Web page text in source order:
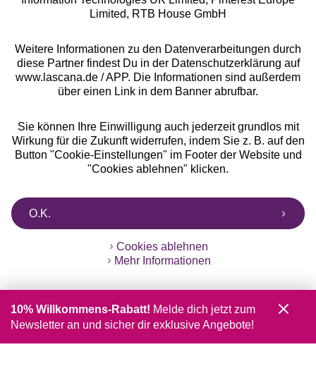
Limited, RTB House GmbH
Weitere Informationen zu den Datenverarbeitungen durch
diese Partner findest Du in der Datenschutzerklärung auf
www.lascana.de / APP. Die Informationen sind außerdem
über einen Link in dem Banner abrufbar.
Sie können Ihre Einwilligung auch jederzeit grundlos mit
Wirkung für die Zukunft widerrufen, indem Sie z. B. auf den
Button "Cookie-Einstellungen" im Footer der Website und
"Cookies ablehnen" klicken.
O.K.
Cookies ablehnen
Mehr Informationen
10% Willkommens-Rabatt! Melde dich jetzt zum
Newsletter an und sicher dir exklusive Angebote!